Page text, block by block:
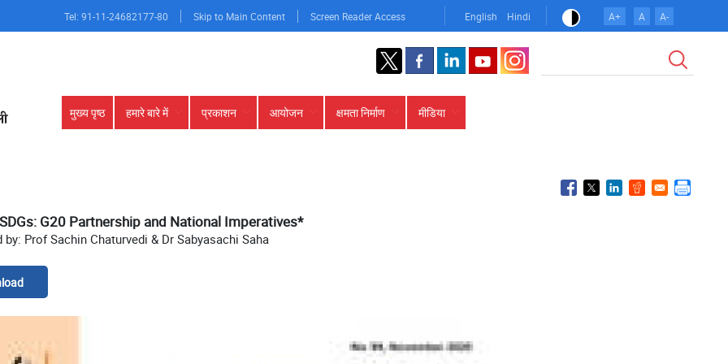
Tel: 91-11-24682177-80 Skip to Main Content Screen Reader Access English Hindi A+ A A-
Main
मुख्य पृष्ठ हमारे बारे में प्रकाशन आयोजन क्षमता निर्माण मीडिया
G20 Partnership and National Imperatives*
by: Prof Sachin Chaturvedi & Dr Sabyasachi Saha